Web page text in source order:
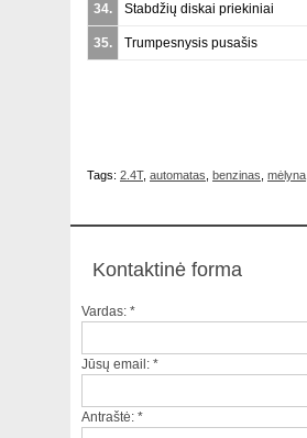
34. Stabdžių diskai priekiniai
35. Trumpesnysis pusašis
Tags: 2.4T, automatas benzinas mėlyna
Kontaktinė forma
Vardas: *
Jūsų email: *
Antraštė: *